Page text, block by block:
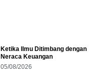
Ketika Ilmu Ditimbang dengan
Neraca Keuangan
05/08/2026